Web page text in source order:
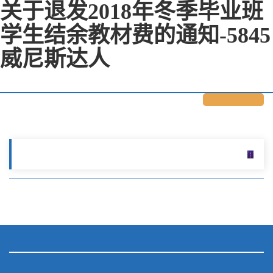
关于退发2018年冬季毕业班
学生结余教材费的通知-5845
威尼斯达人